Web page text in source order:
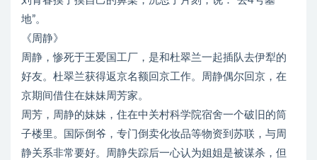
地”。
《周静》
周静，惨死于王爱国工厂，是和杜翠兰一起插队去伊犁的
好友。杜翠兰获得返京名额回京工作。周静偶尔回京，在
京期间借住在妹妹周芳家。
周芳，周静的妹妹，住在中关村科学院宿舍一个破旧的筒
子楼里。国际倒爷，专门倒卖化妆品等物资到苏联，与周
静关系非常要好。周静失踪后一心认为姐姐是被谋杀，但